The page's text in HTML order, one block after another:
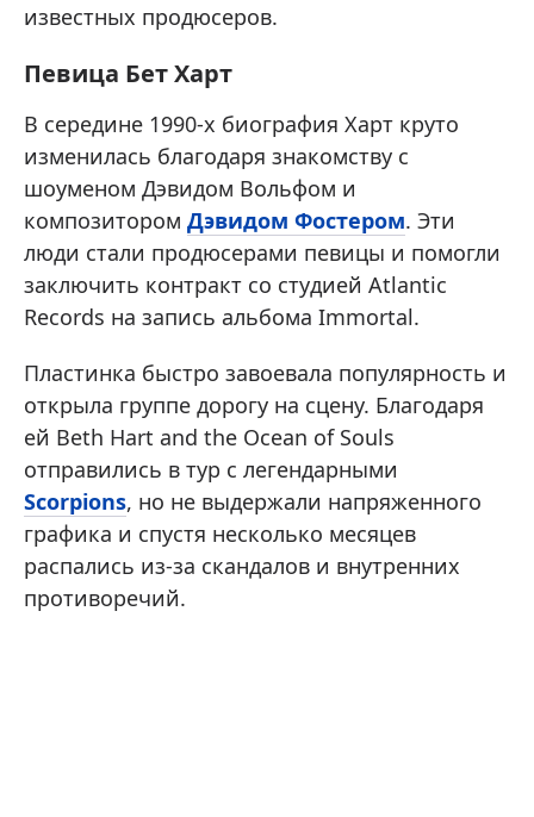
известных продюсеров.
Певица Бет Харт
В середине 1990-х биография Харт круто
изменилась благодаря знакомству с
шоуменом Дэвидом Вольфом и
композитором Дэвидом Фостером. Эти
люди стали продюсерами певицы и помогли
заключить контракт со студией Atlantic
Records на запись альбома Immortal.
Пластинка быстро завоевала популярность и
открыла группе дорогу на сцену. Благодаря
ей Beth Hart and the Ocean of Souls
отправились в тур с легендарными
Scorpions, но не выдержали напряженного
графика и спустя несколько месяцев
распались из-за скандалов и внутренних
противоречий.